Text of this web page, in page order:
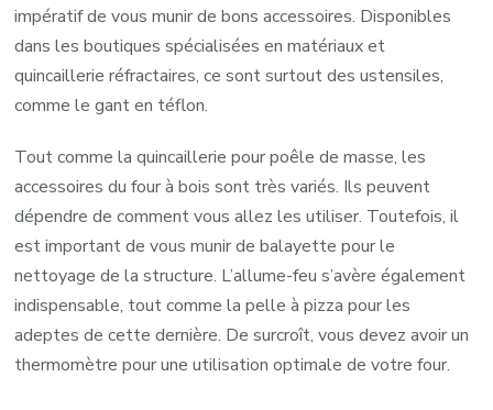
impératif de vous munir de bons accessoires. Disponibles
dans les boutiques spécialisées en matériaux et
quincaillerie réfractaires, ce sont surtout des ustensiles,
comme le gant en téflon.
Tout comme la quincaillerie pour poêle de masse, les
accessoires du four à bois sont très variés. Ils peuvent
dépendre de comment vous allez les utiliser. Toutefois, il
est important de vous munir de balayette pour le
nettoyage de la structure. L’allume-feu s’avère également
indispensable, tout comme la pelle à pizza pour les
adeptes de cette dernière. De surcroît, vous devez avoir un
thermomètre pour une utilisation optimale de votre four.